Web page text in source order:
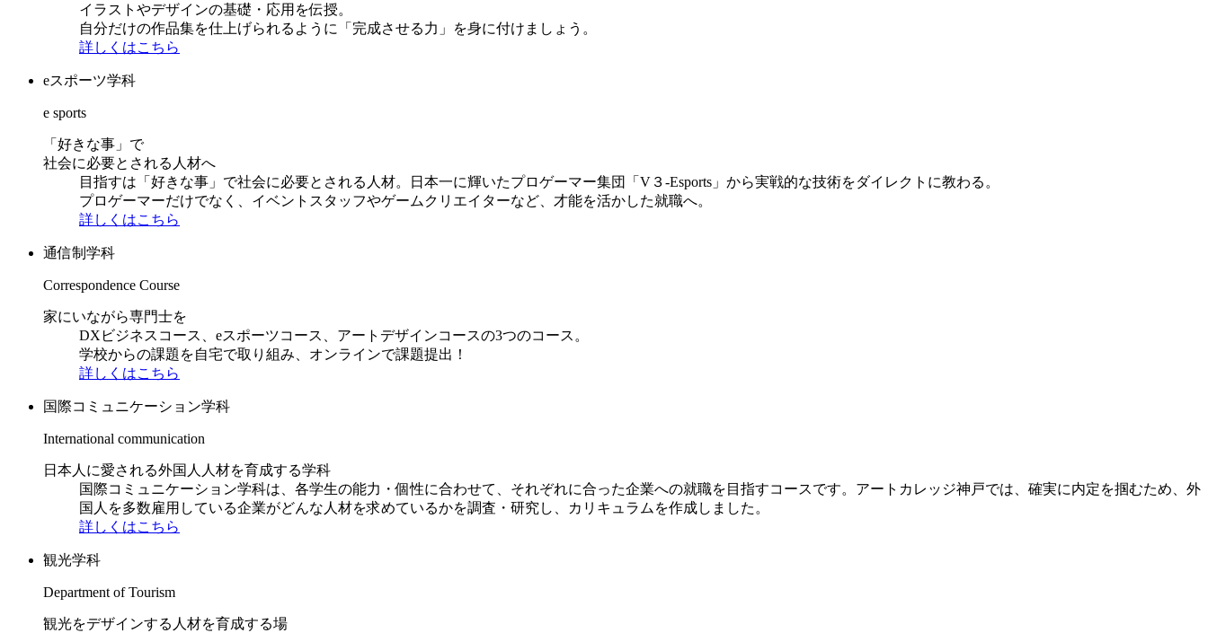
イラストやデザインの基礎・応用を伝授。
自分だけの作品集を仕上げられるように「完成させる力」を身に付けましょう。
詳しくはこちら
eスポーツ学科
e sports
「好きな事」で
社会に必要とされる人材へ
目指すは「好きな事」で社会に必要とされる人材。日本一に輝いたプロゲーマー集団「V３-Esports」から実戦的な技術をダイレクトに教わる。
プロゲーマーだけでなく、イベントスタッフやゲームクリエイターなど、才能を活かした就職へ。
詳しくはこちら
通信制学科
Correspondence Course
家にいながら専門士を
DXビジネスコース、eスポーツコース、アートデザインコースの3つのコース。
学校からの課題を自宅で取り組み、オンラインで課題提出！
詳しくはこちら
国際コミュニケーション学科
International communication
日本人に愛される外国人人材を育成する学科
国際コミュニケーション学科は、各学生の能力・個性に合わせて、それぞれに合った企業への就職を目指すコースです。アートカレッジ神戸では、確実に内定を掴むため、外
国人を多数雇用している企業がどんな人材を求めているかを調査・研究し、カリキュラムを作成しました。
詳しくはこちら
観光学科
Department of Tourism
観光をデザインする人材を育成する場